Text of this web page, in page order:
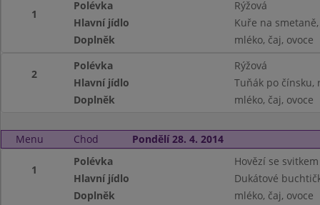
1
Polévka
Rýžová
Hlavní jídlo
Kuře na
Doplněk
mléko, čaj, ovoce
2
Polévka
Rýžová
Hlavní jídlo
Tuňák po čínsku,
Doplněk
mléko, čaj, ovoce
Menu Chod Pondělí 28. 4. 2014
1
Polévka
Hovězí se svitkem
Hlavní jídlo
Dukátové
Doplněk
mléko, čaj, ovoce